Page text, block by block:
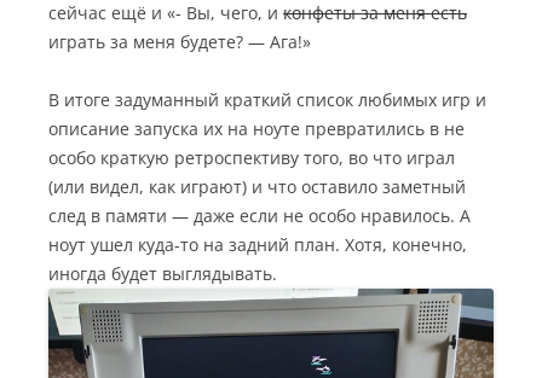
сейчас ещё и «- Вы, чего, и конфеты за меня есть
играть за меня будете? — Ага!»
В итоге задуманный краткий список любимых игр и
описание запуска их на ноуте превратились в не
особо краткую ретроспективу того, во что играл
(или видел, как играют) и что оставило заметный
след в памяти — даже если не особо нравилось. А
ноут ушел куда-то на задний план. Хотя, конечно,
иногда будет выглядывать.